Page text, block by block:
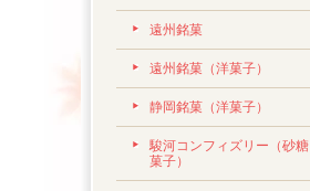
遠州銘菓
遠州銘菓（洋菓子）
静岡銘菓（洋菓子）
駿河コンフィズリー（砂糖
菓子）